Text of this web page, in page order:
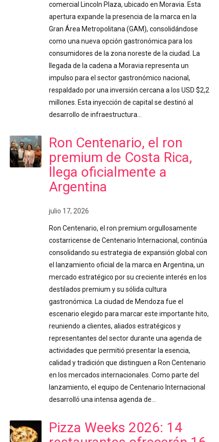
comercial Lincoln Plaza, ubicado en Moravia. Esta
apertura expande la presencia de la marca en la
Gran Área Metropolitana (GAM), consolidándose
como una nueva opción gastronómica para los
consumidores de la zona noreste de la ciudad. La
llegada de la cadena a Moravia representa un
impulso para el sector gastronómico nacional,
respaldado por una inversión cercana a los USD $2,2
millones. Esta inyección de capital se destinó al
desarrollo de infraestructura…
Ron Centenario, el ron
premium de Costa Rica,
llega oficialmente a
Argentina
julio 17, 2026
Ron Centenario, el ron premium orgullosamente
costarricense de Centenario Internacional, continúa
consolidando su estrategia de expansión global con
el lanzamiento oficial de la marca en Argentina, un
mercado estratégico por su creciente interés en los
destilados premium y su sólida cultura
gastronómica. La ciudad de Mendoza fue el
escenario elegido para marcar este importante hito,
reuniendo a clientes, aliados estratégicos y
representantes del sector durante una agenda de
actividades que permitió presentar la esencia,
calidad y tradición que distinguen a Ron Centenario
en los mercados internacionales. Como parte del
lanzamiento, el equipo de Centenario Internacional
desarrolló una intensa agenda de…
Pizza Weeks 2026: 14